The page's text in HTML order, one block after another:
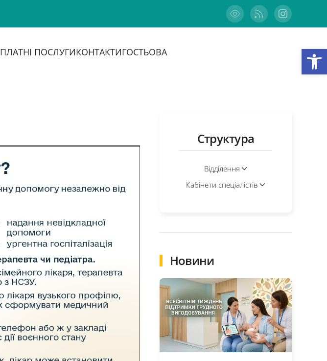
ПЛАТНІ ПОСЛУГИКОНТАКТИГОСТЬОВА
Структура
Відділення
Кабінети спеціалістів
Новини